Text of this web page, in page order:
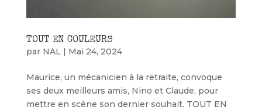
TOUT EN COULEURS
par NAL| Mai 24, 2024
Maurice, un mécanicien à la retraite, convoque
ses deux meilleurs amis, Nino et Claude, pour
mettre en scène son dernier souhait. TOUT EN